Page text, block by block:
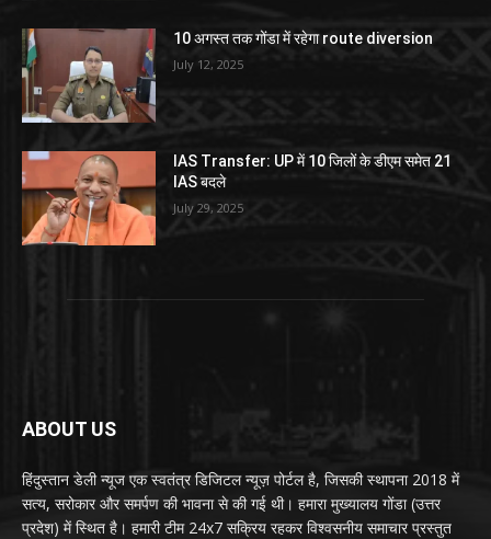
10 अगस्त तक गोंडा में रहेगा route diversion
July 12, 2025
IAS Transfer: UP में 10 जिलों के डीएम समेत 21
IAS बदले
July 29, 2025
ABOUT US
हिंदुस्तान डेली न्यूज एक स्वतंत्र डिजिटल न्यूज़ पोर्टल है, जिसकी स्थापना 2018 में
सत्य, सरोकार और समर्पण की भावना से की गई थी। हमारा मुख्यालय गोंडा (उत्तर
प्रदेश) में स्थित है। हमारी टीम 24x7 सक्रिय रहकर विश्वसनीय समाचार प्रस्तुत